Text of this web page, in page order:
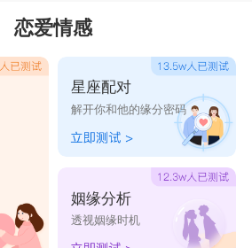
恋爱情感
星座配对
解开你和他的缘分密码
姻缘分析
透视姻缘时机